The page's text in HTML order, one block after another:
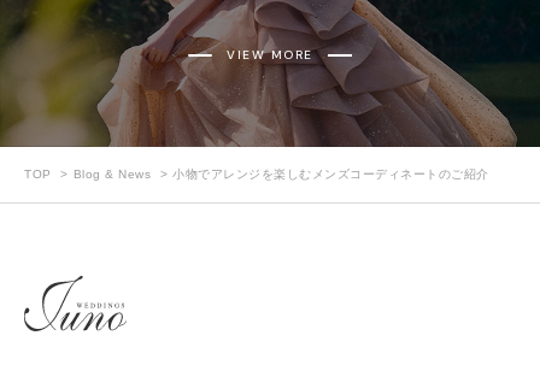
VIEW MORE
TOP Blog & News 小物でアレンジを楽しむメンズコーディネートのご紹介